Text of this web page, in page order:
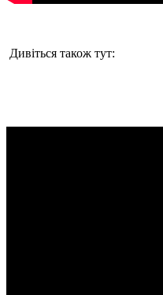
Дивіться також тут: